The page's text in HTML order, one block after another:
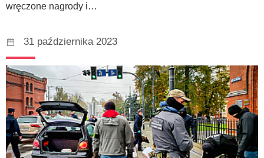
wręczone nagrody i…
31 października 2023